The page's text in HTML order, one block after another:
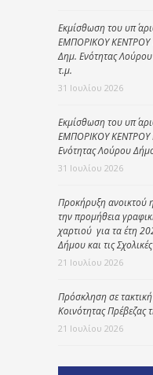
Εκμίσθωση του υπ΄
ΕΜΠΟΡΙΚΟΥ ΚΕΝΤΡΟΥ
Δημ. Ενότητας
τ.μ.
31 Ιουλίου 2026
Εκμίσθωση του υπ΄
ΕΜΠΟΡΙΚΟΥ ΚΕΝΤΡΟΥ
Ενότητας Λούρου
31 Ιουλίου 2026
Προκήρυξη ανοικτού
την προμήθεια
χαρτιού για τα έτη
Δήμου και τις
21 Ιουλίου 2026
Πρόσκληση σε
Κοινότητας
21 Ιουλίου 2026